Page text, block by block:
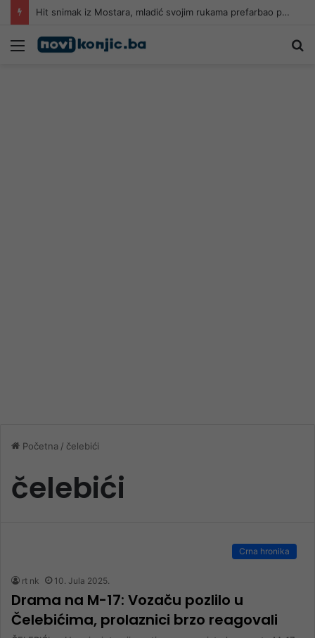
Hit snimak iz Mostara, mladić svojim rukama prefarbao pješački prelaz: “Kad neće grad, neko mora”
Meni
Početna / čelebići
čelebići
Crna hronika
rt nk 10. Jula 2025.
Drama na M-17: Vozaču pozlilo u
Čelebićima, prolaznici brzo reagovali